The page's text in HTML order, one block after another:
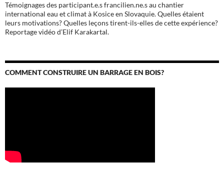
Témoignages des participant.e.s francilien.ne.s au chantier
international eau et climat à Kosice en Slovaquie. Quelles étaient
leurs motivations? Quelles leçons tirent-ils-elles de cette expérience?
Reportage vidéo d’Elif Karakartal.
COMMENT CONSTRUIRE UN BARRAGE EN BOIS?